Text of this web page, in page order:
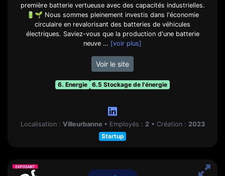
première batterie vertueuse avec des capacités industrielles.
🔋🌱 Nous sommes pleinement investis dans l'économie
circulaire en revalorisant des batteries de véhicules
électriques. Saviez-vous que la production d'une batterie
neuve … [voir plus]
Voir le site
6. Energie 6.5 Stockage de l'énergie
Localisation : Villeurbanne • Employés : 2 • Création : 2023
Startup